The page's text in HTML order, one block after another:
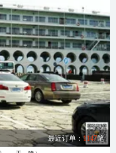
最近订单：1147笔